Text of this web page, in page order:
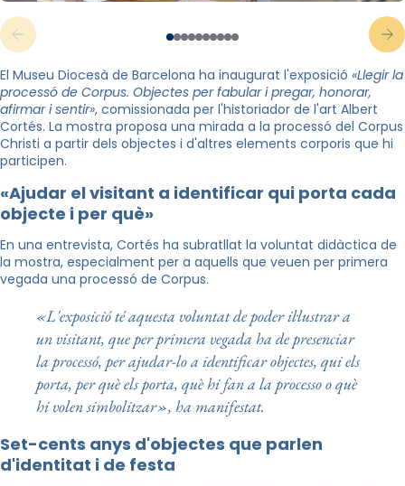
El Museu Diocesà de Barcelona ha inaugurat l'exposició «Llegir la
processó de Corpus. Objectes per fabular i pregar, honorar,
afirmar i sentir», comissionada per l'historiador de l'art Albert
Cortés. La mostra proposa una mirada a la processó del Corpus
Christi a partir dels objectes i d'altres elements corporis que hi
participen.
«Ajudar el visitant a identificar qui porta cada
objecte i per què»
En una entrevista, Cortés ha subratllat la voluntat didàctica de
la mostra, especialment per a aquells que veuen per primera
vegada una processó de Corpus.
«L'exposició té aquesta voluntat de poder il·lustrar a
un visitant, que per primera vegada ha de presenciar
la processó, per ajudar-lo a identificar objectes, qui els
porta, per què els porta, què hi fan a la processo o què
hi volen simbolitzar», ha manifestat.
Set-cents anys d'objectes que parlen
d'identitat i de festa